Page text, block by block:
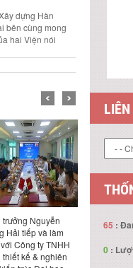
dựng Hàn
bên cùng mong
hai Viện nói
trưởng Nguyễn
Hải tiếp và làm
Công ty TNHH
thiết kế & nghiên
Viện
Hồng Hải
việc với
Design
65 :
0 :